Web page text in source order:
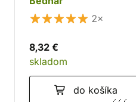
2×
8,32 €
skladom
do košíka